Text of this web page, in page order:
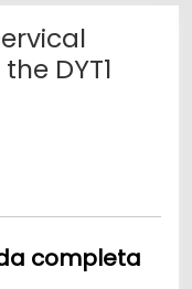
DYT1
completa